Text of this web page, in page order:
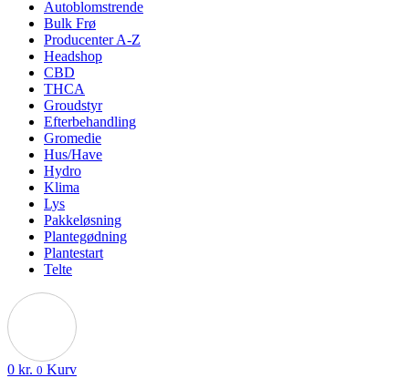
Autoblomstrende
Bulk Frø
Producenter A-Z
Headshop
CBD
THCA
Groudstyr
Efterbehandling
Gromedie
Hus/Have
Hydro
Klima
Lys
Pakkeløsning
Plantegødning
Plantestart
Telte
0 kr. 0 Kurv